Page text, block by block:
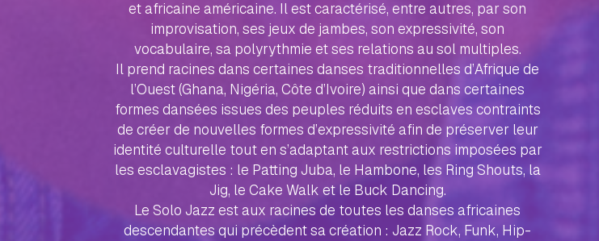
et africaine américaine. Il est caractérisé, entre autres, par son
improvisation, ses jeux de jambes, son expressivité, son
vocabulaire, sa polyrythmie et ses relations au sol multiples.
Il prend racines dans certaines danses traditionnelles d’Afrique de
l’Ouest (Ghana, Nigéria, Côte d’Ivoire) ainsi que dans certaines
formes dansées issues des peuples réduits en esclaves contraints
de créer de nouvelles formes d’expressivité afin de préserver leur
identité culturelle tout en s’adaptant aux restrictions imposées par
les esclavagistes : le Patting Juba, le Hambone, les Ring Shouts, la
Jig, le Cake Walk et le Buck Dancing.
Le Solo Jazz est aux racines de toutes les danses africaines
descendantes qui précèdent sa création : Jazz Rock, Funk, Hip-